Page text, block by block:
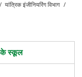
यांत्रिक इंजीनियरिंग विभाग
के स्कूल